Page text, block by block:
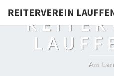
REITERVEREIN
Am